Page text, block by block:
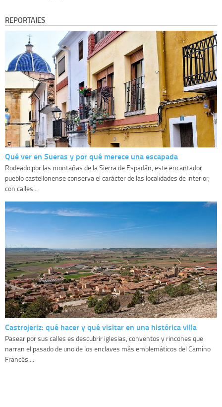
REPORTAJES
Qué ver en Sueras y por qué merece una escapada
Rodeado por las montañas de la Sierra de Espadán, este encantador
pueblo castellonense conserva el carácter de las localidades de interior,
con calles...
Castrojeriz: qué hacer y qué visitar en una histórica villa
Pasear por sus calles es descubrir iglesias, conventos y rincones que
narran el pasado de uno de los enclaves más emblemáticos del Camino
Francés....